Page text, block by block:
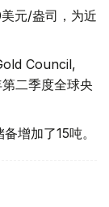
元/盎司，为近
Council,
二季度全球央
增加了15吨。